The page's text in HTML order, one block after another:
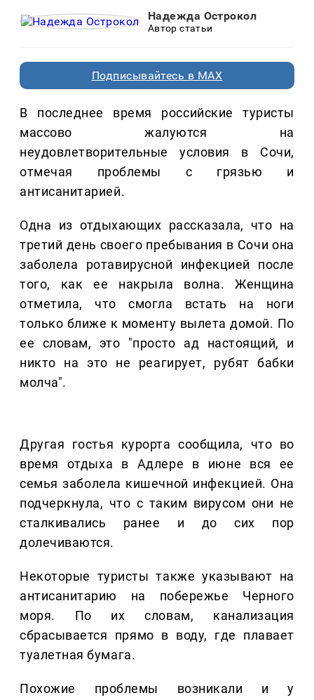
Надежда Острокол
Автор статьи
Подписывайтесь в MAX
В последнее время российские туристы
массово жалуются на
неудовлетворительные условия в Сочи,
отмечая проблемы с грязью и
антисанитарией.
Одна из отдыхающих рассказала, что на
третий день своего пребывания в Сочи она
заболела ротавирусной инфекцией после
того, как ее накрыла волна. Женщина
отметила, что смогла встать на ноги
только ближе к моменту вылета домой. По
ее словам, это "просто ад настоящий, и
никто на это не реагирует, рубят бабки
молча".
Другая гостья курорта сообщила, что во
время отдыха в Адлере в июне вся ее
семья заболела кишечной инфекцией. Она
подчеркнула, что с таким вирусом они не
сталкивались ранее и до сих пор
долечиваются.
Некоторые туристы также указывают на
антисанитарию на побережье Черного
моря. По их словам, канализация
сбрасывается прямо в воду, где плавает
туалетная бумага.
Похожие проблемы возникали и у